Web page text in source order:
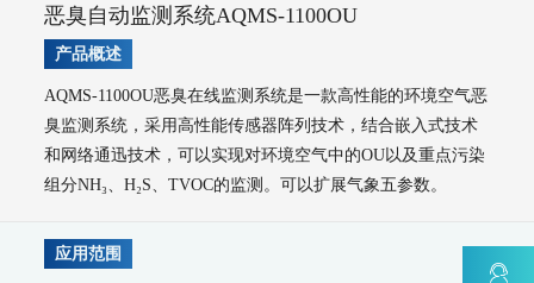
AQMS-900VC-环境空气挥发性有机物在线监测系统
AQMS-900VF-环境空气甲醛在线监测系统
AQMS-900TOFMS-多通道飞行时间质谱在线监测系统
大气走航监测车
MCS-900A-大气复合污染走航监测车
水环境监测
地表水监测系统
WQMS-900-固定式水质自动监测系统
恶臭自动监测系统AQMS-1100OU
产品概述
AQMS-1100OU恶臭在线监测系统是一款高性能的环境空气恶
臭监测系统，采用高性能传感器阵列技术，结合嵌入式技术
和网络通迅技术，可以实现对环境空气中的OU以及重点污染
组分NH₃、H₂S、TVOC的监测。可以扩展气象五参数。
应用范围